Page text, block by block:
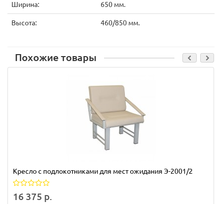
Ширина: 650 мм.
Высота: 460/850 мм.
Похожие товары
Кресло с подлокотниками для мест ожидания Э-2001/2
16 375 р.